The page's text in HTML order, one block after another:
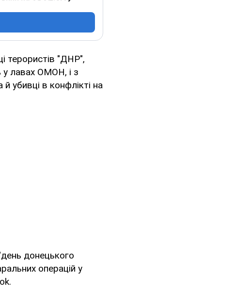
терористів "ДНР",
у лавах ОМОН, і з
убивці в конфлікті на
донецького
операцій у